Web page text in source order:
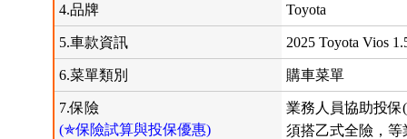
4.品牌 Toyota
5.車款資訊 2025 Toyota Vios
6.菜單類別 購車菜單
7.保險
(✯保險試算與投保優惠)
業務人員協助投保
須搭乙式全險，等